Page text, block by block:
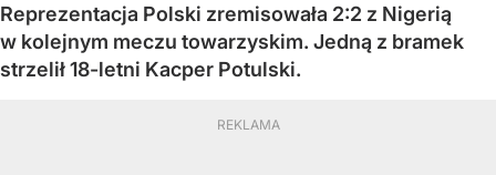
Reprezentacja Polski zremisowała 2:2 z Nigerią
w kolejnym meczu towarzyskim. Jedną z bramek
strzelił 18-letni Kacper Potulski.